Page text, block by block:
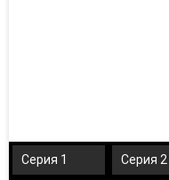
Серия 1 Серия 2